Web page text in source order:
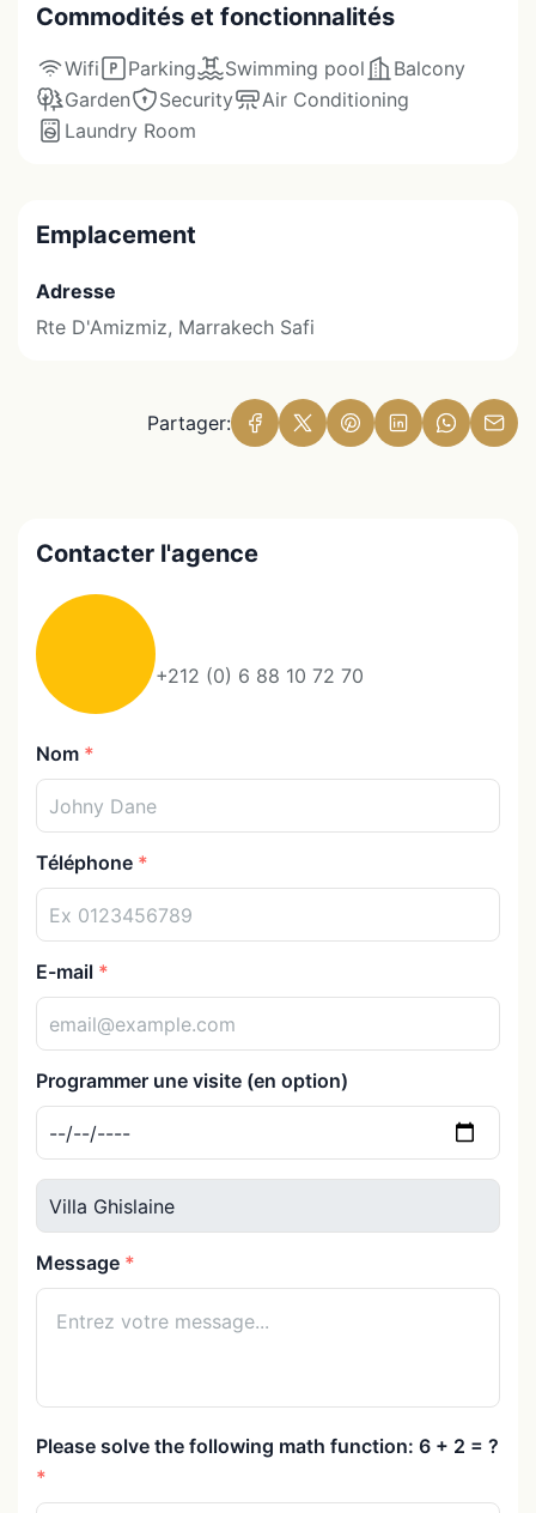
Commodités et fonctionnalités
Wifi Parking Swimming pool
Balcony
Garden
Security
Air Conditioning
Laundry Room
Emplacement
Adresse
Rte D'Amizmiz, Marrakech Safi
Partager:
Contacter l'agence
+212 (0) 6 88 10 72 70
Nom
Téléphone
E-mail
Programmer une visite (en option)
Message
Please solve the following math function: 6 + 2 = ?